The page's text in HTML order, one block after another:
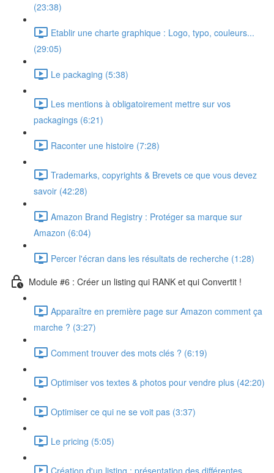
(23:38)
Etablir une charte graphique : Logo, typo, couleurs...
(29:05)
Le packaging (5:38)
Les mentions à obligatoirement mettre sur vos
packagings (6:21)
Raconter une histoire (7:28)
Trademarks, copyrights & Brevets ce que vous devez
savoir (42:28)
Amazon Brand Registry : Protéger sa marque sur
Amazon (6:04)
Percer l'écran dans les résultats de recherche (1:28)
Module #6 : Créer un listing qui RANK et qui Convertit !
Apparaître en première page sur Amazon comment ça
marche ? (3:27)
Comment trouver des mots clés ? (6:19)
Optimiser vos textes & photos pour vendre plus (42:20)
Optimiser ce qui ne se voit pas (3:37)
Le pricing (5:05)
Création d'un listing : présentation des différentes